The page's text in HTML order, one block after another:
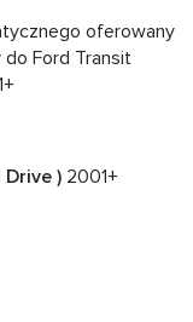
oferowany
do Ford Transit
) 2001+